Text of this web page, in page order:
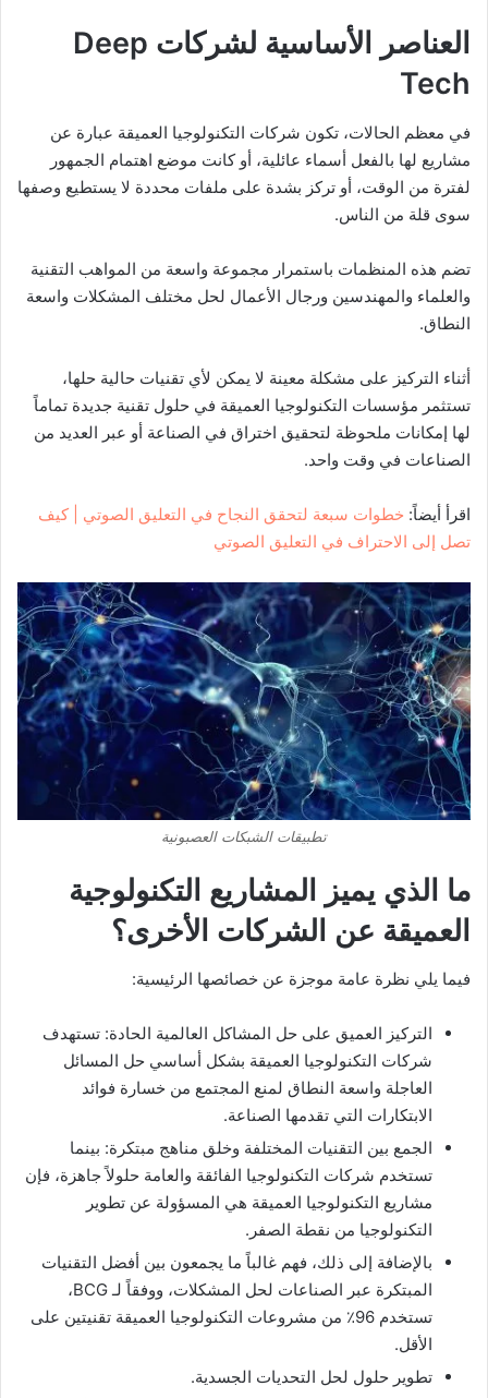
العناصر الأساسية لشركات Deep
Tech
في معظم الحالات، تكون شركات التكنولوجيا العميقة عبارة عن
مشاريع لها بالفعل أسماء عائلية، أو كانت موضع اهتمام الجمهور
لفترة من الوقت، أو تركز بشدة على ملفات محددة لا يستطيع وصفها
سوى قلة من الناس.
تضم هذه المنظمات باستمرار مجموعة واسعة من المواهب التقنية
والعلماء والمهندسين ورجال الأعمال لحل مختلف المشكلات واسعة
النطاق.
أثناء التركيز على مشكلة معينة لا يمكن لأي تقنيات حالية حلها،
تستثمر مؤسسات التكنولوجيا العميقة في حلول تقنية جديدة تماماً
لها إمكانات ملحوظة لتحقيق اختراق في الصناعة أو عبر العديد من
الصناعات في وقت واحد.
اقرأ أيضاً: خطوات سبعة لتحقق النجاح في التعليق الصوتي | كيف
تصل إلى الاحتراف في التعليق الصوتي
تطبيقات الشبكات العصبونية
ما الذي يميز المشاريع التكنولوجية
العميقة عن الشركات الأخرى؟
فيما يلي نظرة عامة موجزة عن خصائصها الرئيسية:
التركيز العميق على حل المشاكل العالمية الحادة: تستهدف
شركات التكنولوجيا العميقة بشكل أساسي حل المسائل
العاجلة واسعة النطاق لمنع المجتمع من خسارة فوائد
الابتكارات التي تقدمها الصناعة.
الجمع بين التقنيات المختلفة وخلق مناهج مبتكرة: بينما
تستخدم شركات التكنولوجيا الفائقة والعامة حلولاً جاهزة، فإن
مشاريع التكنولوجيا العميقة هي المسؤولة عن تطوير
التكنولوجيا من نقطة الصفر.
بالإضافة إلى ذلك، فهم غالباً ما يجمعون بين أفضل التقنيات
المبتكرة عبر الصناعات لحل المشكلات، ووفقاً لـ BCG،
تستخدم 96٪ من مشروعات التكنولوجيا العميقة تقنيتين على
الأقل.
تطوير حلول لحل التحديات الجسدية.